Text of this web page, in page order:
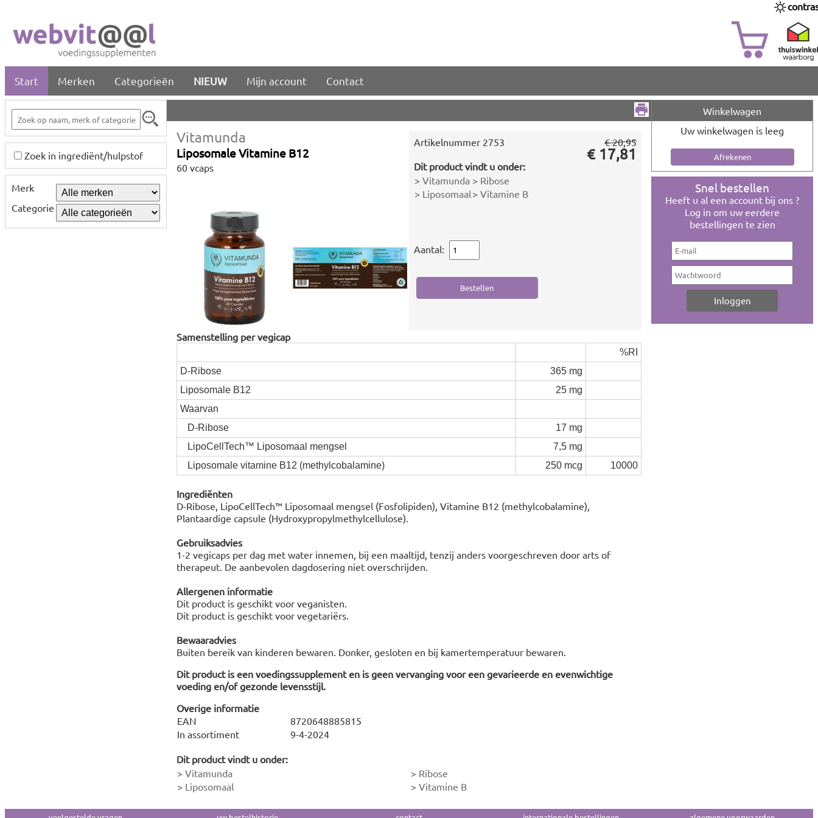
Start Merken Categorieën NIEUW Mijn account Contact
Zoek in ingrediënt/hulpstof
Merk
Categorie
Vitamunda
Liposomale Vitamine B12
60 vcaps
Artikelnummer 2753
Dit product vindt u onder:
> Vitamunda > Ribose
> Liposomaal > Vitamine B
€ 20,95
€ 17,81
Aantal:
Samenstelling per vegicap
%RI
D-Ribose
365 mg
Liposomale B12
25 mg
Waarvan
D-Ribose
17 mg
LipoCellTech™ Liposomaal mengsel
7,5 mg
Liposomale vitamine B12 (methylcobalamine)
250 mcg 10000
Ingrediënten
D-Ribose, LipoCellTech™ Liposomaal mengsel (Fosfolipiden), Vitamine B12 (methylcobalamine),
Plantaardige capsule (Hydroxypropylmethylcellulose).
Gebruiksadvies
1-2 vegicaps per dag met water innemen, bij een maaltijd, tenzij anders voorgeschreven door arts of
therapeut. De aanbevolen dagdosering niet overschrijden.
Allergenen informatie
Dit product is geschikt voor veganisten.
Dit product is geschikt voor vegetariërs.
Bewaaradvies
Buiten bereik van kinderen bewaren. Donker, gesloten en bij kamertemperatuur bewaren.
Dit product is een voedingssupplement en is geen vervanging voor een gevarieerde en evenwichtige
voeding en/of gezonde levensstijl.
Overige informatie
EAN
8720648885815
In assortiment
9-4-2024
Dit product vindt u onder:
> Vitamunda > Ribose
> Liposomaal > Vitamine B
Winkelwagen
Uw winkelwagen is leeg
Snel bestellen
Heeft u al een account bij ons ?
Log in om uw eerdere
bestellingen te zien